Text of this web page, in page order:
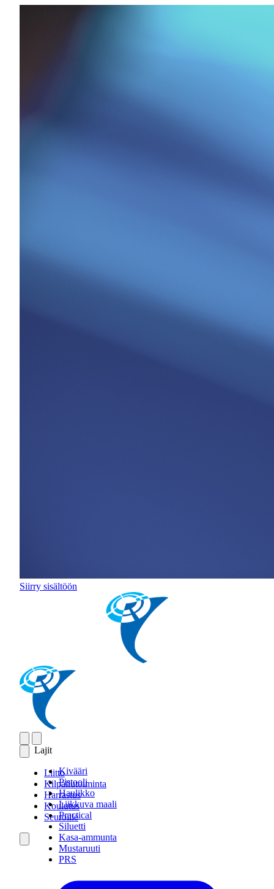
Siirry sisältöön
Lajit
Kivääri
Pistooli
Haulikko
Liikkuva maali
Practical
Siluetti
Kasa-ammunta
Mustaruuti
PRS
Liitto
Kilpailutoiminta
Harrastus
Koulutus
Seuroille